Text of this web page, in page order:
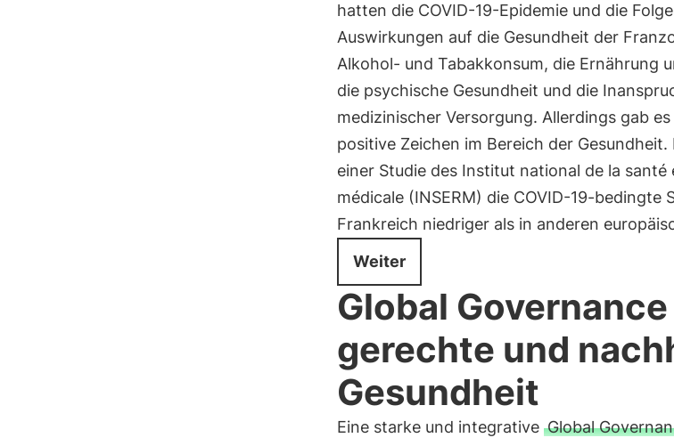
hatten die COVID-19-Epidemie und die
Auswirkungen auf die Gesundheit der
Alkohol- und Tabakkonsum, die Ernährung
die psychische Gesundheit und die
medizinischer Versorgung. Allerdings gab
positive Zeichen im Bereich der Gesundheit.
einer Studie des Institut national de la santé
médicale (INSERM) die COVID-19-bedingte
Frankreich niedriger als in anderen
Weiter
Global
gerechte und
Gesundheit
Eine starke und integrative Global